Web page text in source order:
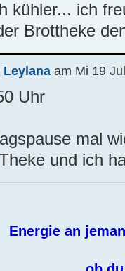
kühler... ich
Brottheke
Leylanaam Mi 19
Uhr
mal
und ich
Energie an